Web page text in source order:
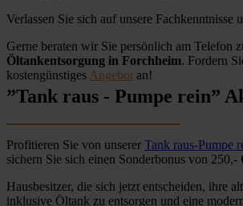
Verlassen Sie sich auf unsere Fachkenntnisse
Gerne beraten wir Sie persönlich am Telefon
Öltankentsorgung in Forchheim. Fordern
kostengünstiges Angebot an!
”Tank raus - Pumpe rein”
Profitieren Sie von unserer Tank raus-Pumpe
sichern Sie sich einen Sonderbonus von 250,-
Hausbesitzer, die sich jetzt entscheiden, ihre
inklusive Öltank zu entsorgen und eine